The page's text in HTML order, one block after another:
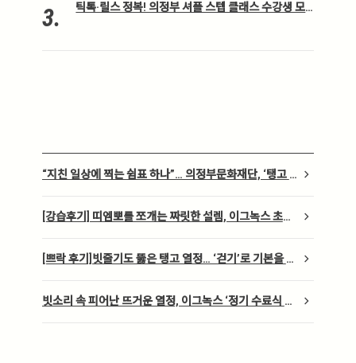
.
틱톡·릴스 정복! 의정부 셔플 스텝 클래스 수강생 모
“지친 일상에 찍는 쉼표 하나”… 의정부문화재단, ‘탱고 테
chevron_right
[강습후기] 띠엠뽀를 쪼개는 짜릿한 설렘, 이그녹스 초급
chevron_right
[쁘락 후기]빗줄기도 뚫은 탱고 열정… ‘걷기’로 기본을 다
chevron_right
빗소리 속 피어난 뜨거운 열정, 이그녹스 ‘정기 수료식 밀
chevron_right